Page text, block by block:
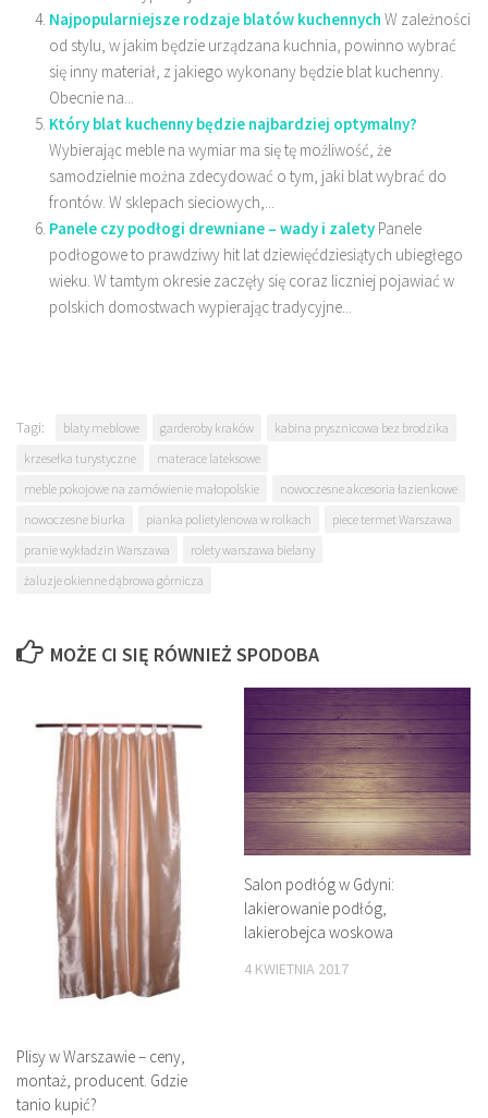
Najpopularniejsze rodzaje blatów kuchennych W zależności
od stylu, w jakim będzie urządzana kuchnia, powinno wybrać
się inny materiał, z jakiego wykonany będzie blat kuchenny.
Obecnie na...
Który blat kuchenny będzie najbardziej optymalny?
Wybierając meble na wymiar ma się tę możliwość, że
samodzielnie można zdecydować o tym, jaki blat wybrać do
frontów. W sklepach sieciowych,...
Panele czy podłogi drewniane – wady i zalety Panele
podłogowe to prawdziwy hit lat dziewięćdziesiątych ubiegłego
wieku. W tamtym okresie zaczęły się coraz liczniej pojawiać w
polskich domostwach wypierając tradycyjne...
Tagi: blaty meblowe garderoby kraków
kabina prysznicowa bez brodzika
krzesełka turystyczne
materace lateksowe
meble pokojowe na zamówienie małopolskie
nowoczesne akcesoria łazienkowe
nowoczesne biurka
pianka polietylenowa w rolkach
piece termet Warszawa
pranie wykładzin Warszawa
rolety warszawa bielany
żaluzje okienne dąbrowa górnicza
MOŻE CI SIĘ RÓWNIEŻ SPODOBA
Plisy w Warszawie – ceny,
montaż, producent. Gdzie
tanio kupić?
Salon podłóg w Gdyni:
lakierowanie podłóg,
lakierobejca woskowa
4 KWIETNIA 2017